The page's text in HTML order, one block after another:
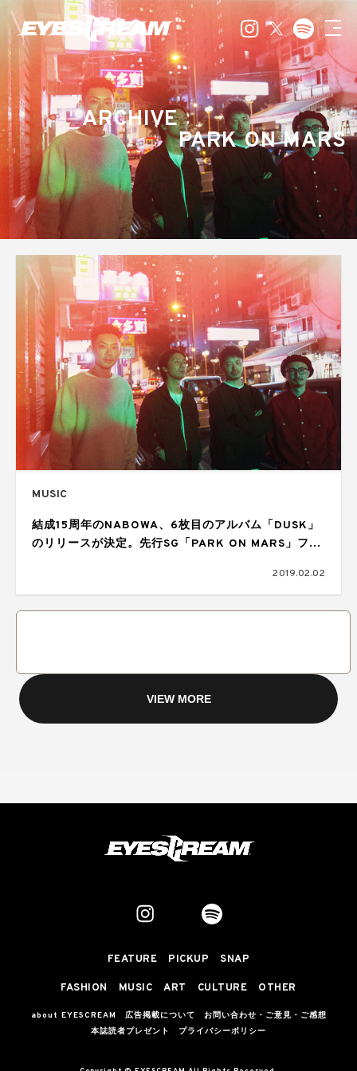
ARCHIVE
PARK ON MARS
MUSIC
結成15周年のNABOWA、6枚目のアルバム「DUSK」
のリリースが決定。先行SG「PARK ON MARS」フリ
2019.02.02
VIEW MORE
FEATURE PICKUP SNAP
FASHION MUSIC ART CULTURE OTHER
about EYESCREAM 広告掲載について
お問い合わせ・ご意見・ご感想
本誌読者プレゼント
プライバシーポリシー